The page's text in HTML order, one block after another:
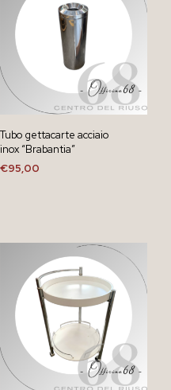
Tubo gettacarte acciaio
inox “Brabantia”
€95,00